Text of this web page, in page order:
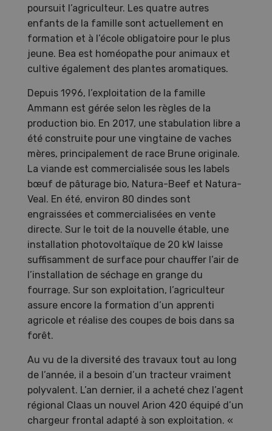
poursuit l’agriculteur. Les quatre autres
enfants de la famille sont actuellement en
formation et à l’école obligatoire pour le plus
jeune. Bea est homéopathe pour animaux et
cultive également des plantes aromatiques.
Depuis 1996, l’exploitation de la famille
Ammann est gérée selon les règles de la
production bio. En 2017, une stabulation libre a
été construite pour une vingtaine de vaches
mères, principalement de race Brune originale.
La viande est commercialisée sous les labels
bœuf de pâturage bio, Natura-Beef et Natura-
Veal. En été, environ 80 dindes sont
engraissées et commercialisées en vente
directe. Sur le toit de la nouvelle étable, une
installation photovoltaïque de 20 kW laisse
suffisamment de surface pour chauffer l’air de
l’installation de séchage en grange du
fourrage. Sur son exploitation, l’agriculteur
assure encore la formation d’un apprenti
agricole et réalise des coupes de bois dans sa
forêt.
Au vu de la diversité des travaux tout au long
de l’année, il a besoin d’un tracteur vraiment
polyvalent. L’an dernier, il a acheté chez l’agent
régional Claas un nouvel Arion 420 équipé d’un
chargeur frontal adapté à son exploitation. «